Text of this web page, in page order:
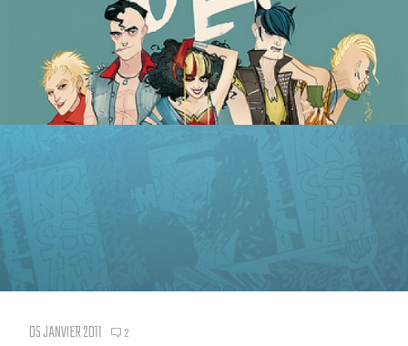
05 JANVIER 2011 2